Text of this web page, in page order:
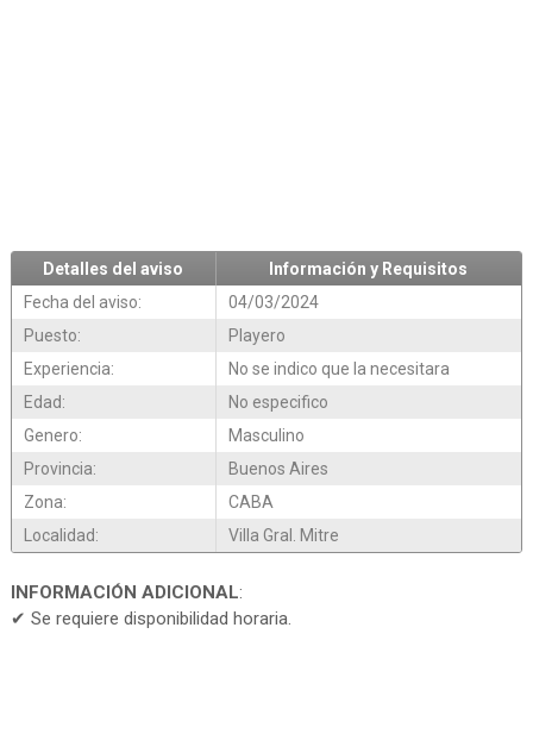
Detalles del aviso
Información y Requisitos
Fecha del aviso:
04/03/2024
Puesto:
Playero
Experiencia:
No se indico que la necesitara
Edad:
No especifico
Genero:
Masculino
Provincia:
Buenos Aires
Zona:
CABA
Localidad:
Villa Gral. Mitre
INFORMACIÓN ADICIONAL:
✔ Se requiere disponibilidad horaria.